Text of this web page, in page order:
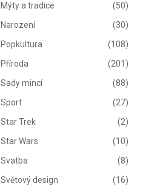
(50)
Mýty a tradice
(30)
Narození
(108)
Popkultura
(201)
Příroda
(88)
Sady mincí
(27)
Sport
(2)
Star Trek
(10)
Star Wars
(8)
Svatba
(16)
Světový design